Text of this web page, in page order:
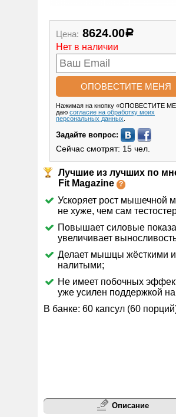
Цена: 8624.00Р
Нет в наличии
Нажимая на кнопку «ОПОВЕСТИТЕ
даю согласие на обработку моих
персональных данных
Задайте вопрос:
Сейчас смотрят: 15 чел.
Лучшие из лучших по
Fit Magazine
Ускоряет рост мышечной
не хуже, чем сам
Повышает силовые
увеличивает
Делает мышцы жёсткими и
налитыми;
Не имеет побочных
уже усилен поддержкой на
В банке: 60 капсул (60
Описание